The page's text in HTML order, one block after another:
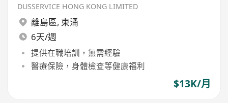
DUSSERVICE HONG KONG LIMITED
離島區, 東涌
6天/週
提供在職培訓，無需經驗
醫療保險，身體檢查等健康福利
$13K/月